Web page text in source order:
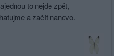
to nejde zpět,
a začít nanovo.